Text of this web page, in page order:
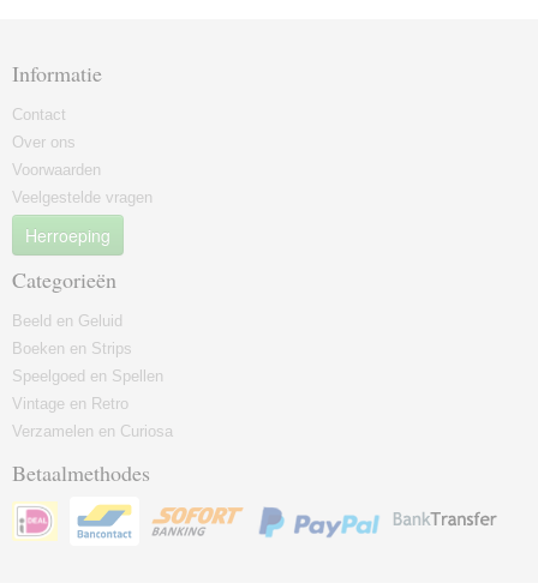
Informatie
Contact
Over ons
Voorwaarden
Veelgestelde vragen
Herroeping
Categorieën
Beeld en Geluid
Boeken en Strips
Speelgoed en Spellen
Vintage en Retro
Verzamelen en Curiosa
Betaalmethodes